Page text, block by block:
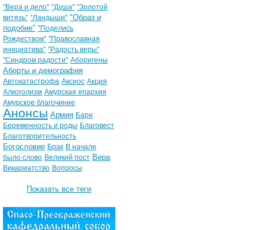
"Вера и дело" "Душа" "Золотой
витязь" "Ландыши" "Образ и
подобие" "Поделись
Рождеством" "Православная
инициатива" "Радость веры"
"Синдром радости" Аборигены
Аборты и демография
Автокатастрофа Аксиос Акция
Алкоголизм Амурская епархия
Амурское благочиние
Анонсы Армия Бари
Беременность и роды Благовест
Благотворительность
Богословие Брак В начале
было слово Великий пост Вера
Викариатство Вопросы
Показать все теги